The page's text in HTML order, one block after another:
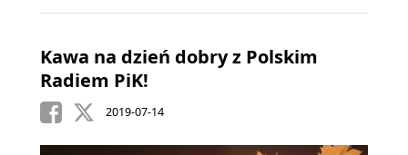
Kawa na dzień dobry z Polskim
Radiem PiK!
2019-07-14